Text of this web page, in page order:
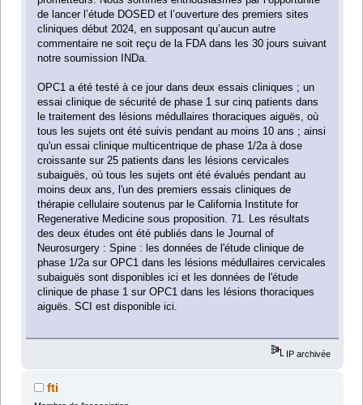
de lancer l’étude DOSED et l’ouverture des premiers sites
cliniques début 2024, en supposant qu’aucun autre
commentaire ne soit reçu de la FDA dans les 30 jours suivant
notre soumission INDa.
OPC1 a été testé à ce jour dans deux essais cliniques ; un
essai clinique de sécurité de phase 1 sur cinq patients dans
le traitement des lésions médullaires thoraciques aiguës, où
tous les sujets ont été suivis pendant au moins 10 ans ; ainsi
qu'un essai clinique multicentrique de phase 1/2a à dose
croissante sur 25 patients dans les lésions cervicales
subaiguës, où tous les sujets ont été évalués pendant au
moins deux ans, l'un des premiers essais cliniques de
thérapie cellulaire soutenus par le California Institute for
Regenerative Medicine sous proposition. 71. Les résultats
des deux études ont été publiés dans le Journal of
Neurosurgery : Spine : les données de l'étude clinique de
phase 1/2a sur OPC1 dans les lésions médullaires cervicales
subaiguës sont disponibles ici et les données de l'étude
clinique de phase 1 sur OPC1 dans les lésions thoraciques
aiguës. SCI est disponible ici.
IP archivée
fti